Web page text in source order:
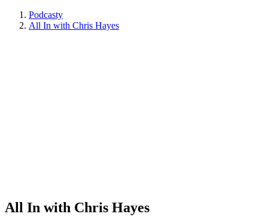
Podcasty
All In with Chris Hayes
All In with Chris Hayes